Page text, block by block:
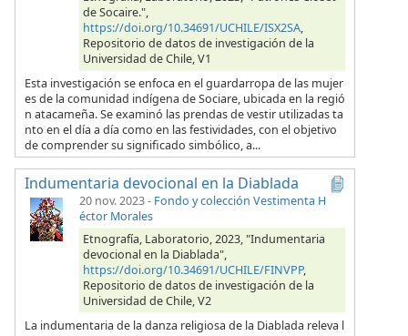
de Socaire.",
https://doi.org/10.34691/UCHILE/ISX2SA,
Repositorio de datos de investigación de la
Universidad de Chile, V1
Esta investigación se enfoca en el guardarropa de las mujer
es de la comunidad indígena de Sociare, ubicada en la regió
n atacameña. Se examinó las prendas de vestir utilizadas ta
nto en el día a día como en las festividades, con el objetivo
de comprender su significado simbólico, a...
Indumentaria devocional en la Diablada
20 nov. 2023- Fondo y colección Vestimenta H
éctor Morales
Etnografía, Laboratorio, 2023, "Indumentaria
devocional en la Diablada",
https://doi.org/10.34691/UCHILE/FINVPP,
Repositorio de datos de investigación de la
Universidad de Chile, V2
La indumentaria de la danza religiosa de la Diablada releva l